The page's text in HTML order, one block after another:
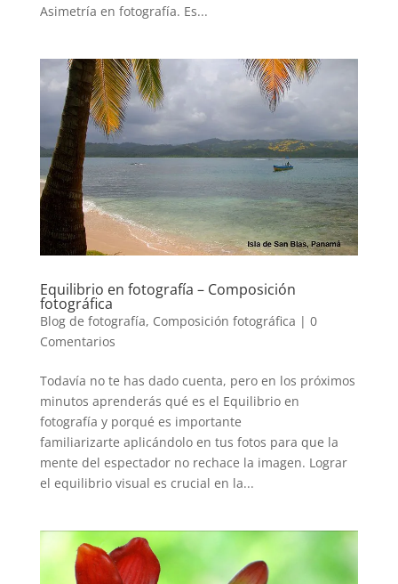
Asimetría en fotografía. Es...
Equilibrio en fotografía – Composición
fotográfica
Blog de fotografía, Composición fotográfica | 0
Comentarios
Todavía no te has dado cuenta, pero en los próximos
minutos aprenderás qué es el Equilibrio en
fotografía y porqué es importante
familiarizarte aplicándolo en tus fotos para que la
mente del espectador no rechace la imagen. Lograr
el equilibrio visual es crucial en la...